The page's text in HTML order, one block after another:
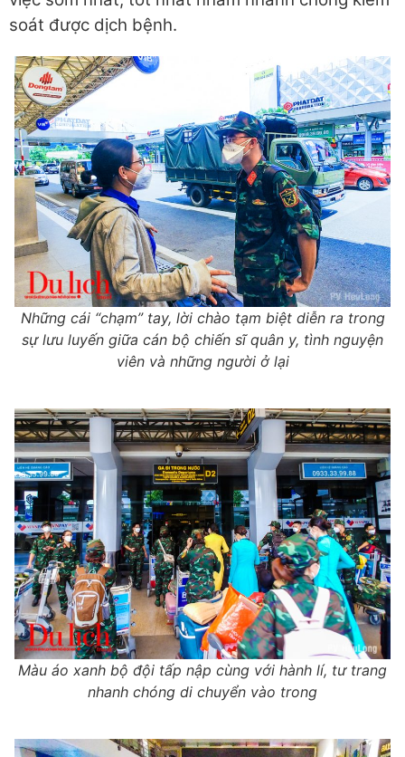
soát được dịch bệnh.
Những cái “chạm” tay, lời chào tạm biệt diễn ra trong
sự lưu luyến giữa cán bộ chiến sĩ quân y, tình nguyện
viên và những người ở lại
Màu áo xanh bộ đội tấp nập cùng với hành lí, tư trang
nhanh chóng di chuyển vào trong